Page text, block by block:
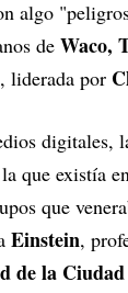
algo
de Waco,
, liderada por
digitales,
la que existía
que
Einstein,
de la